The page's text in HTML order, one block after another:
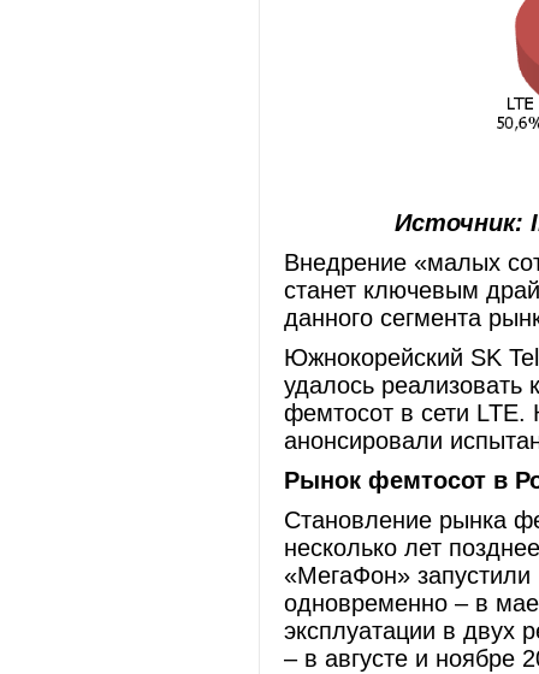
Источник:
Внедрение «малых
станет ключевым
данного сегмента
Южнокорейский SK
удалось реализовать
фемтосот в сети LTE.
анонсировали
Рынок фемтосот в
Становление рынка
несколько лет
«МегаФон»
одновременно – в
эксплуатации в двух
– в августе и ноябре